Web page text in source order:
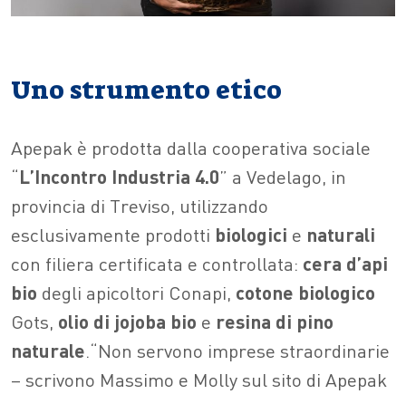
Uno strumento etico
Apepak è prodotta dalla cooperativa sociale
“L’Incontro Industria 4.0” a Vedelago, in
provincia di Treviso, utilizzando
esclusivamente prodotti biologici e naturali
con filiera certificata e controllata: cera d’api
bio degli apicoltori Conapi, cotone biologico
Gots, olio di jojoba bio e resina di pino
naturale.“Non servono imprese straordinarie
– scrivono Massimo e Molly sul sito di Apepak